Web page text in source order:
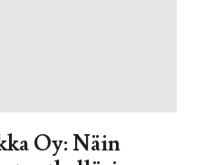
Oy: Näin